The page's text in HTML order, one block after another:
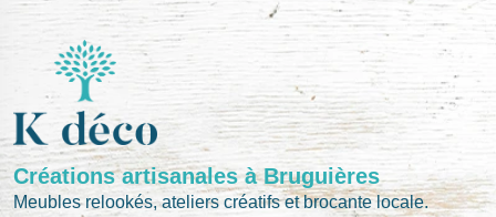
Créations artisanales à Bruguières
Meubles relookés, ateliers créatifs et brocante locale.